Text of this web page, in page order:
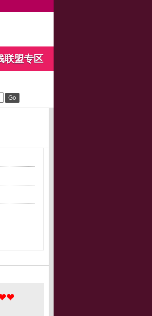
联盟专区